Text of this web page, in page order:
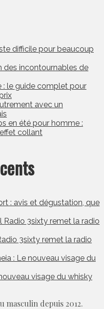
difficile pour beaucoup
des incontournables de
: le guide complet pour
avec un
en été pour homme :
collant
: avis et dégustation, que
Radio 3sixty remet la radio
3sixty remet la radio
: Le nouveau visage du
visage du whisky
masculin depuis 2012.